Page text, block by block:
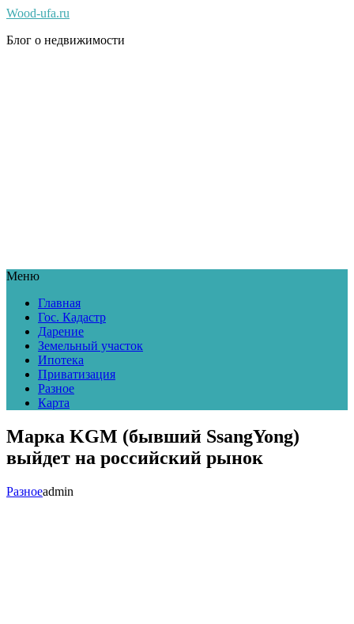
Wood-ufa.ru
Блог о недвижимости
Меню
Главная
Гос. Кадастр
Дарение
Земельный участок
Ипотека
Приватизация
Разное
Карта
Марка KGM (бывший SsangYong)
выйдет на российский рынок
Разноеadmin